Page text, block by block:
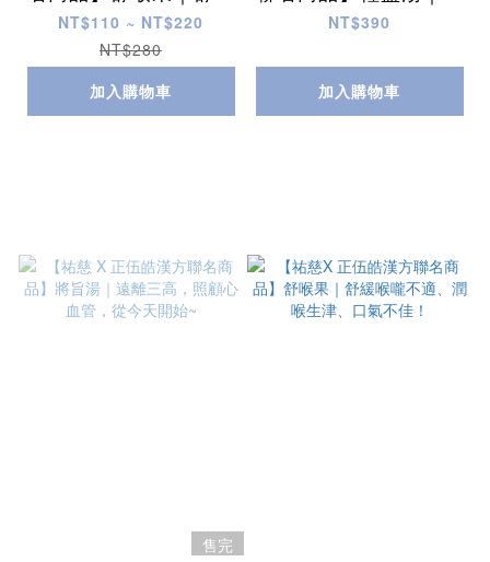
喉嚨不適、潤喉生津、
口氣不佳！
NT$110 ~ NT$220
NT$280
加入購物車
護健康的消化道，提升
NT$390
加入購物車
售完